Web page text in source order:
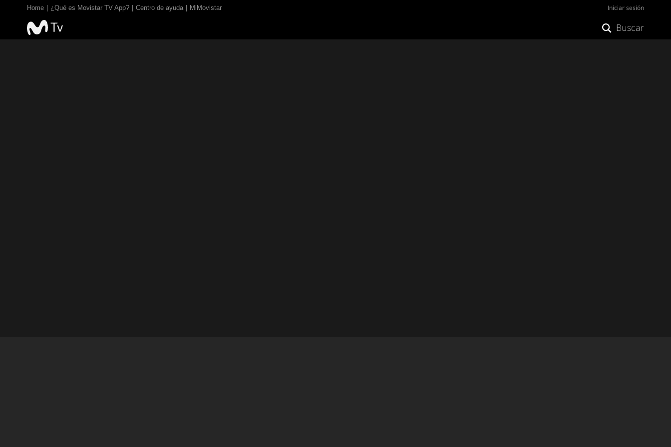
Home ¿Qué es Movistar TV App? Centro de ayuda MiMovistar Iniciar sesión
Buscar